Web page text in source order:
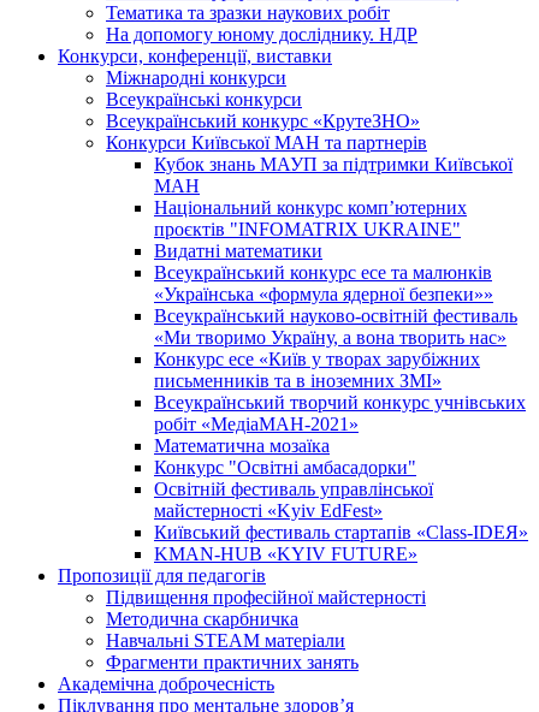
Тематика та зразки наукових робіт
На допомогу юному досліднику. НДР
Конкурси, конференції, виставки
Міжнародні конкурси
Всеукраїнські конкурси
Всеукраїнський конкурс «КрутеЗНО»
Конкурси Київської МАН та партнерів
Кубок знань МАУП за підтримки Київської
МАН
Національний конкурс комп’ютерних
проєктів "INFOMATRIX UKRAINE"
Видатні математики
Всеукраїнський конкурс есе та малюнків
«Українська «формула ядерної безпеки»»
Всеукраїнський науково-освітній фестиваль
«Ми творимо Україну, а вона творить нас»
Конкурс есе «Київ у творах зарубіжних
письменників та в іноземних ЗМІ»
Всеукраїнський творчий конкурс учнівських
робіт «МедіаМАН-2021»
Математична мозаїка
Конкурс "Освітні амбасадорки"
Освітній фестиваль управлінської
майстерності «Kyiv EdFest»
Київський фестиваль стартапів «Class-IDEЯ»
KMAN-HUB «KYIV FUTURE»
Пропозиції для педагогів
Підвищення професійної майстерності
Методична скарбничка
Навчальні STEAM матеріали
Фрагменти практичних занять
Академічна доброчесність
Піклування про ментальне здоровʼя